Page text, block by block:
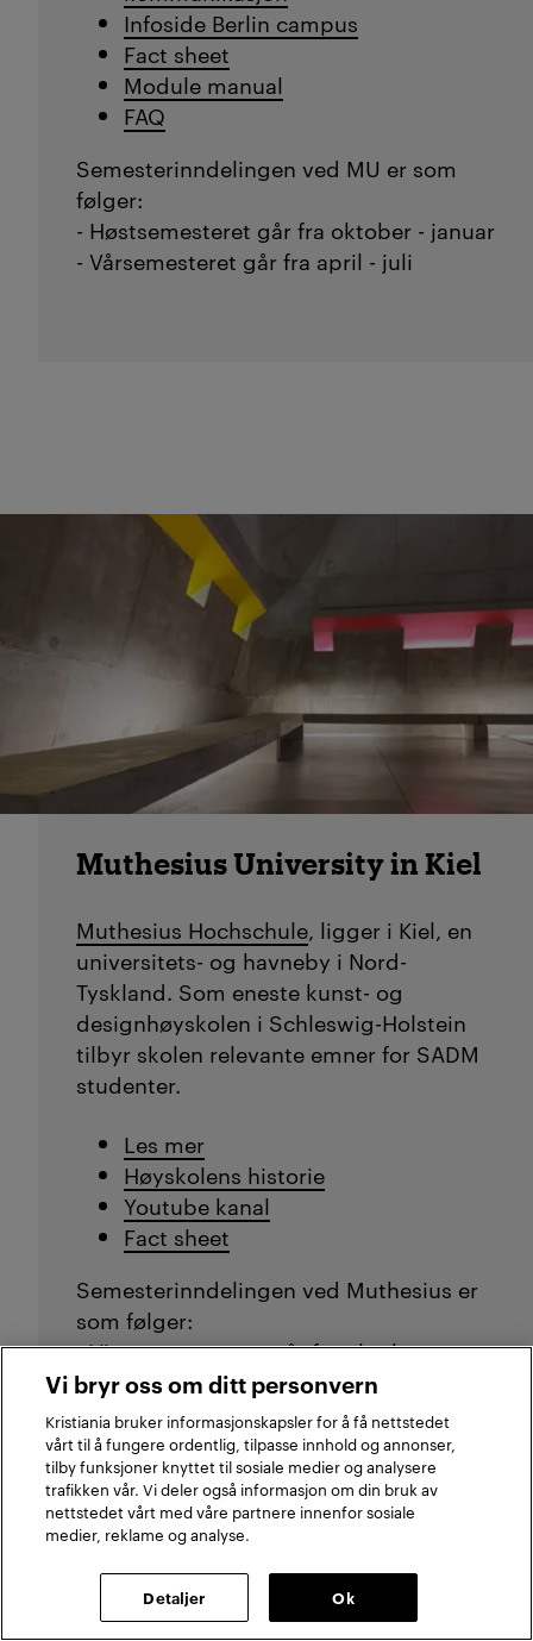
Infoside Berlin campus
Fact sheet
Module manual
FAQ
Semesterinndelingen ved MU er som
følger:
- Høstsemesteret går fra oktober - januar
- Vårsemesteret går fra april - juli
Muthesius University in Kiel
Muthesius Hochschule, ligger i Kiel, en
universitets- og havneby i Nord-
Tyskland. Som eneste kunst- og
designhøyskolen i Schleswig-Holstein
tilbyr skolen relevante emner for SADM
studenter.
Les mer
Høyskolens historie
Youtube kanal
Fact sheet
Semesterinndelingen ved Muthesius er
som følger:
- Vintersemesteret går fra oktober -
mars
- Sommersemesteret går fra april -
september
Vi bryr oss om ditt personvern
Kristiania bruker informasjonskapsler for å få nettstedet
vårt til å fungere ordentlig, tilpasse innhold og annonser,
tilby funksjoner knyttet til sosiale medier og analysere
trafikken vår. Vi deler også informasjon om din bruk av
nettstedet vårt med våre partnere innenfor sosiale
medier, reklame og analyse.
Detaljer Ok